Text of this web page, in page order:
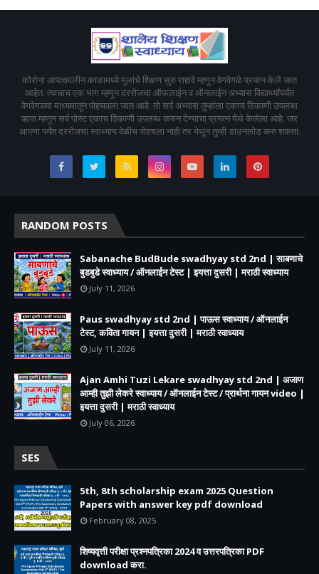
कोरोना आपत्कालीन काळामध्ये मुलांचे शिक्षण सुरु राहावे म्हणून वेगवेगळे प्रयत्न केले जात
आहेत. त्याचाच एक भाग म्हणून दररोजचा ऑफलाईन व ऑनलाईन अभ्यास विद्यार्थ्यांपर्यंत
वेगवेगळ्या माध्यमातून पोहचवला जात आहे. तो सर्व अभ्यास तुम्हांला एकाच ठिकाणी उपलब्ध
व्हावा म्हणून सर्व पोस्ट एकाच ठिकाणी उपलब्ध करुन देण्याचा प्रयत्न येथे केलेला आहे. जर
आपणा पर्यंत दररोजचा स्वाध्याय वेळीच पोहचला नाही तर येथून तुम्ही डाउनलोड करु शकता.
RANDOM POSTS
Sabanache BudBude swadhyay std 2nd | साबणाचे
बुडबुडे स्वाध्याय / ऑनलाईन टेस्ट | इयत्ता दुसरी | मराठी स्वाध्याय
July 11, 2026
Paus swadhyay std 2nd | पाऊस स्वाध्याय / ऑनलाईन
टेस्ट, कविता गायन | इयत्ता दुसरी | मराठी स्वाध्याय
July 11, 2026
Ajan Amhi Tuzi Lekare swadhyay std 2nd | अजाण
आम्ही तुझी लेकरे स्वाध्याय / ऑनलाईन टेस्ट / प्रार्थना गायन video |
इयत्ता दुसरी | मराठी स्वाध्याय
July 06, 2026
SES
5th, 8th scholarship exam 2025 Question
Papers with answer key pdf download
February 08, 2025
शिष्यवृत्ती परीक्षा प्रश्नपत्रिका 2024 व उत्तरपत्रिका PDF
download करा.